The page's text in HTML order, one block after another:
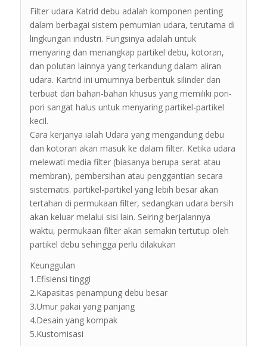
Filter udara Katrid debu adalah komponen penting
dalam berbagai sistem pemurnian udara, terutama di
lingkungan industri. Fungsinya adalah untuk
menyaring dan menangkap partikel debu, kotoran,
dan polutan lainnya yang terkandung dalam aliran
udara. Kartrid ini umumnya berbentuk silinder dan
terbuat dari bahan-bahan khusus yang memiliki pori-
pori sangat halus untuk menyaring partikel-partikel
kecil.
Cara kerjanya ialah Udara yang mengandung debu
dan kotoran akan masuk ke dalam filter. Ketika udara
melewati media filter (biasanya berupa serat atau
membran), pembersihan atau penggantian secara
sistematis. partikel-partikel yang lebih besar akan
tertahan di permukaan filter, sedangkan udara bersih
akan keluar melalui sisi lain. Seiring berjalannya
waktu, permukaan filter akan semakin tertutup oleh
partikel debu sehingga perlu dilakukan
Keunggulan
1.Efisiensi tinggi
2.Kapasitas penampung debu besar
3.Umur pakai yang panjang
4.Desain yang kompak
5.Kustomisasi